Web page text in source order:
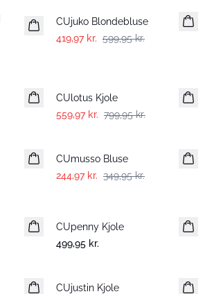
CUjuko Blondebluse
419,97 kr. 599,95 kr.
CUlotus Kjole
559,97 kr. 799,95 kr.
CUmusso Bluse
244,97 kr. 349,95 kr.
CUpenny Kjole
499,95 kr.
CUjustin Kjole